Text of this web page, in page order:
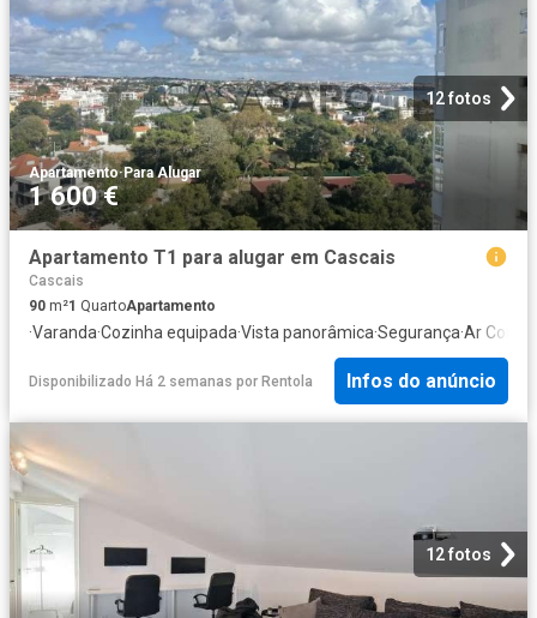
12 fotos
Apartamento·Para Alugar
1 600 €
Apartamento T1 para alugar em Cascais
Cascais
90 m²1 QuartoApartamento
·Varanda·Cozinha equipada·Vista panorâmica·Segurança·Ar
Disponibilizado Há 2 semanas por Rentola Infos do anúncio
12 fotos